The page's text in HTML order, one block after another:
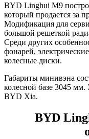
BYD Linghui M9
который продается за
Модификация для
большой решеткой
Среди других
фонарей,
колесные диски.
Габариты минивэна
колесной базе 3045
BYD Xia.
BYD